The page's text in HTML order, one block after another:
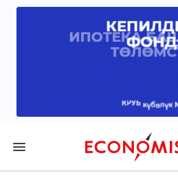
Economist.kg